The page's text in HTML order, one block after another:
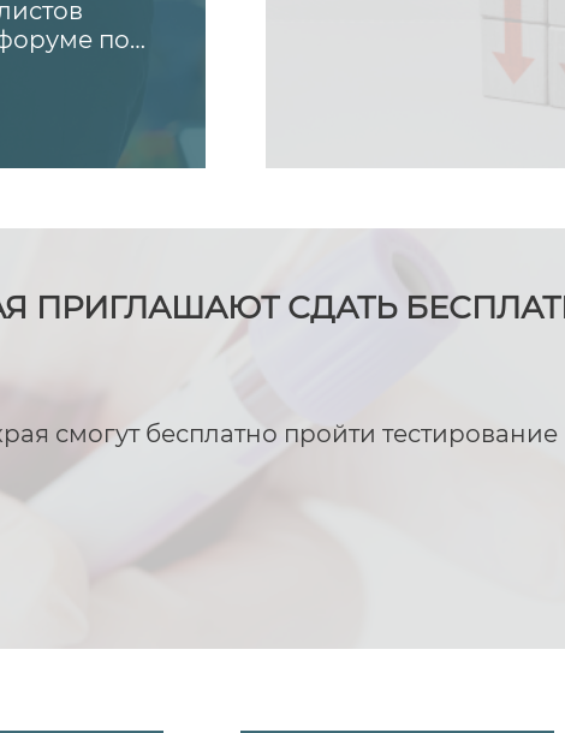
по
ПРИГЛАШАЮТ СДАТЬ
смогут бесплатно пройти